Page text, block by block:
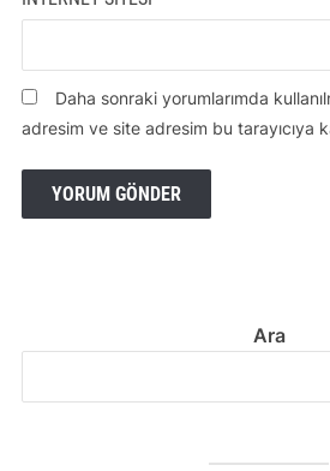
Daha sonraki yorumlarımda
adresim ve site adresim bu tarayıcıya
Ara